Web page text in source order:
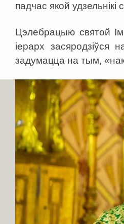
падчас якой
Цэлебрацыю святой
іерарх засяродзіўся
задумацца на тым,